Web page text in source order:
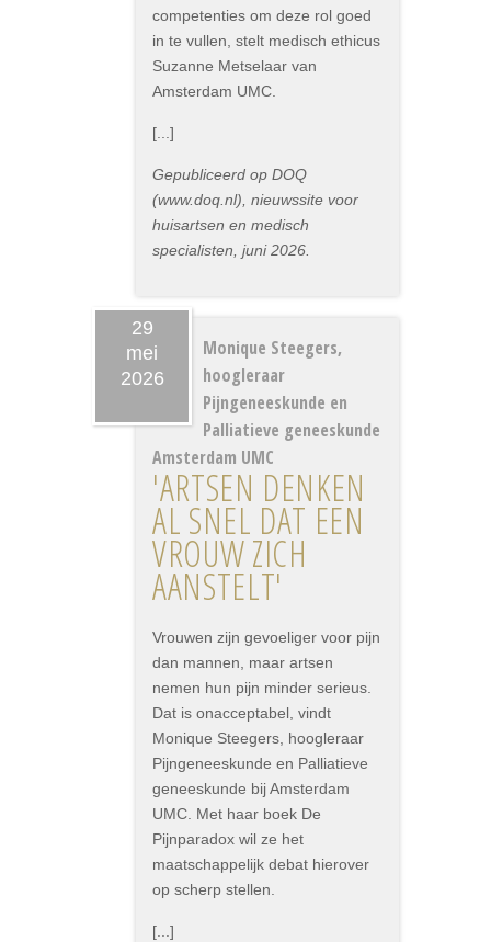
competenties om deze rol goed
in te vullen, stelt medisch ethicus
Suzanne Metselaar van
Amsterdam UMC.
[...]
Gepubliceerd op DOQ
(www.doq.nl), nieuwssite voor
huisartsen en medisch
specialisten, juni 2026.
29
mei
2026
Monique Steegers,
hoogleraar
Pijngeneeskunde en
Palliatieve geneeskunde
Amsterdam UMC
'ARTSEN DENKEN
AL SNEL DAT EEN
VROUW ZICH
AANSTELT'
Vrouwen zijn gevoeliger voor pijn
dan mannen, maar artsen
nemen hun pijn minder serieus.
Dat is onacceptabel, vindt
Monique Steegers, hoogleraar
Pijngeneeskunde en Palliatieve
geneeskunde bij Amsterdam
UMC. Met haar boek De
Pijnparadox wil ze het
maatschappelijk debat hierover
op scherp stellen.
[...]